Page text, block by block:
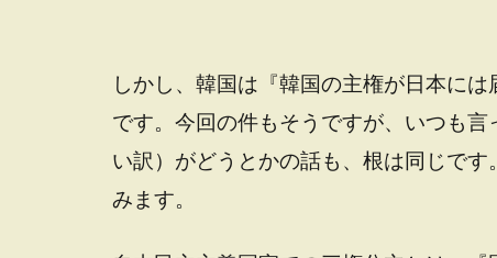
しかし、韓国は『韓国の主権が日本に
です。今回の件もそうですが、いつも
い訳）がどうとかの話も、根は同じで
みます。